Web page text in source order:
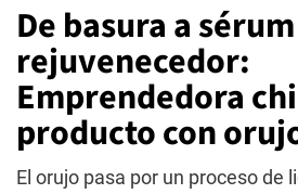
De basura a
rejuvenecedor:
Emprendedora
producto con
El orujo pasa por un proceso de